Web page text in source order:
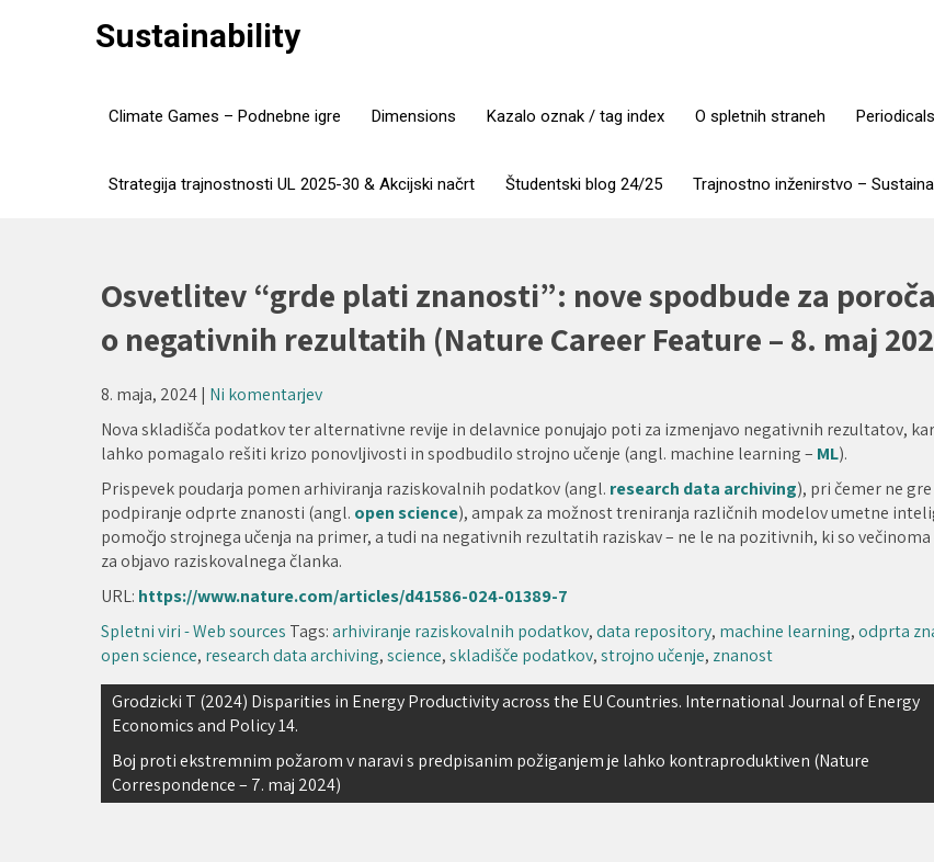
Sustainability
Climate Games – Podnebne igre Dimensions Kazalo oznak / tag index O spletnih straneh Periodicals
Strategija trajnostnosti UL 2025-30 & Akcijski načrt Študentski blog 24/25 Trajnostno inženirstvo –
Osvetlitev “grde plati znanosti”: nove spodbude za
o negativnih rezultatih (Nature Career Feature – 8. maj
8. maja, 2024| Ni komentarjev
Nova skladišča podatkov ter alternativne revije in delavnice ponujajo poti za izmenjavo negativnih rezultatov,
lahko pomagalo rešiti krizo ponovljivosti in spodbudilo strojno učenje (angl. machine learning – ML).
Prispevek poudarja pomen arhiviranja raziskovalnih podatkov (angl. research data archiving), pri čemer ne gre
podpiranje odprte znanosti (angl. open science), ampak za možnost treniranja različnih modelov umetne
pomočjo strojnega učenja na primer, a tudi na negativnih rezultatih raziskav – ne le na pozitivnih, ki so večinoma
za objavo raziskovalnega članka.
URL: https://www.nature.com/articles/d41586-024-01389-7
Spletni viri - Web sources Tags:arhiviranje raziskovalnih podatkov,data repository, machine learning,odprta
open science, research data archiving,science,skladišče podatkov,strojno učenje, znanost
Navigacija
prispevka
Grodzicki T (2024) Disparities in Energy Productivity across the EU Countries. International Journal of Energy
Economics and Policy 14.
Boj proti ekstremnim požarom v naravi s predpisanim požiganjem je lahko kontraproduktiven (Nature
Correspondence – 7. maj 2024)